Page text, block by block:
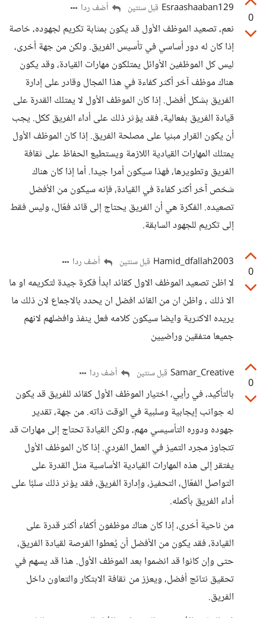
0
Esraashaaban129 قبل سنتين أضف ردا
نعم، تصعيد الموظف الأول قد يكون بمثابة تكريم لجهوده، خاصة
إذا كان له دور أساسي في تأسيس الفريق. ولكن من جهة أخرى،
ليس كل الموظفين الأوائل يمتلكون مهارات القيادة، وقد يكون
هناك موظف آخر أكثر كفاءة في هذا المجال وقادر على إدارة
الفريق بشكل أفضل. إذا كان الموظف الأول لا يمتلك القدرة على
قيادة الفريق بفعالية، فقد يؤثر ذلك على أداء الفريق ككل. يجب
أن يكون القرار مبنيا على مصلحة الفريق. إذا كان الموظف الأول
يمتلك المهارات القيادية اللازمة ويستطيع الحفاظ على ثقافة
الفريق وتطويرها، فهذا سيكون أمرا جيدا. أما إذا كان هناك
شخص آخر أكثر كفاءة في القيادة، فإنه سيكون من الأفضل
تصعيده. الفكرة هي أن الفريق يحتاج إلى قائد فعّال، وليس فقط
إلى تكريم للجهود السابقة.
0
Hamid_dfallah2003 قبل سنتين أضف ردا
لا اظن تصعيد الموظف الاول كقائد ابدأ فكرة جيدة لتكريمه او ما
الا ذلك ، واظن ان من القائد افضل ان يحدد بالاجماع لان ذلك ما
يريده الاكثرية وايضا سيكون كلامه فعل ينفذ وافضلهم لانهم
جميعا متفقين وراضيين
0
Samar_Creative قبل سنتين أضف ردا
بالتأكيد، في رأيي، اختيار الموظف الأول كقائد للفريق قد يكون
له جوانب إيجابية وسلبية في الوقت ذاته. من جهة، تقدير
جهوده ودوره التأسيسي مهم، ولكن القيادة تحتاج إلى مهارات قد
تتجاوز مجرد التميز في العمل الفردي. إذا كان الموظف الأول
يفتقر إلى هذه المهارات القيادية الأساسية مثل القدرة على
التواصل الفعّال، التحفيز، وإدارة الفريق، فقد يؤثر ذلك سلبًا على
أداء الفريق بأكمله.
من ناحية أخرى، إذا كان هناك موظفون أكفاء أكثر قدرة على
القيادة، فقد يكون من الأفضل أن يُعطوا الفرصة لقيادة الفريق،
حتى وإن كانوا قد انضموا بعد الموظف الأول. هذا قد يسهم في
تحقيق نتائج أفضل، ويعزز من ثقافة الابتكار والتعاون داخل
الفريق.